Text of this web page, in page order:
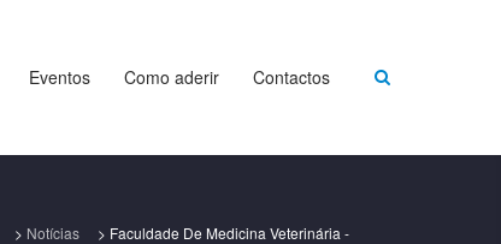
Eventos Como aderir Contactos
> Notícias > Faculdade De Medicina Veterinária -